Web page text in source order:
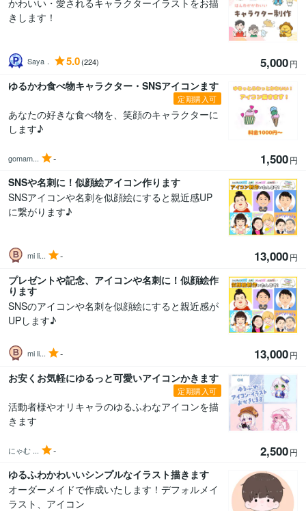
かわいい・愛されるキャラクターイラストをお描
きします！
Saya． 5.0(224) 5,000円
ゆるかわ食べ物キャラクター・SNSアイコンます
定期購入可
あなたの好きな食べ物を、笑顔のキャラクターに
します♪
gomam... - 1,500円
SNSや名刺に！似顔絵アイコン作ります
SNSアイコンや名刺を似顔絵にすると親近感UP
に繋がります♪
mi li... - 13,000円
プレゼントや記念、アイコンや名刺に！似顔絵作
ります
SNSのアイコンや名刺を似顔絵にすると親近感が
UPします♪
mi li... - 13,000円
お安くお気軽にゆるっと可愛いアイコンかきます
定期購入可
活動者様やオリキャラのゆるふわなアイコンを描
きます
にゃむ︎ ... - 2,500円
ゆるふわかわいいシンプルなイラスト描きます
オーダーメイドで作成いたします！デフォルメイ
ラスト、アイコン